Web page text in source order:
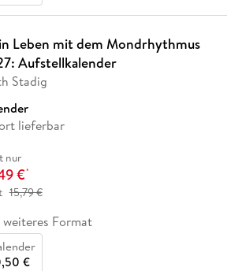
Leben mit dem Mondrhythmus
Aufstellkalender
Stadig
lieferbar
nur
€*
15,79 €
weiteres Format
€